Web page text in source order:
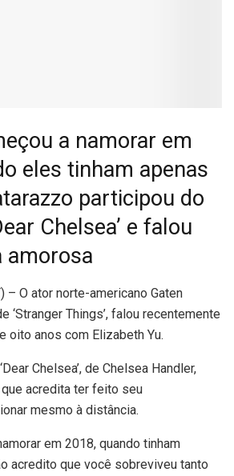
a namorar em
eles tinham apenas
participou do
Chelsea’ e falou
amorosa
– O ator norte-americano Gaten
‘Stranger Things’, falou recentemente
oito anos com Elizabeth Yu.
Chelsea’, de Chelsea Handler,
acredita ter feito seu
mesmo à distância.
em 2018, quando tinham
acredito que você sobreviveu tanto